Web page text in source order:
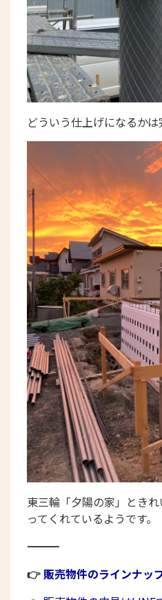
どういう仕上げになるかは
東三輪「夕陽の家」とき
ってくれているようです。
――――――――――――――――――――――
👉 販売物件のラインナッ